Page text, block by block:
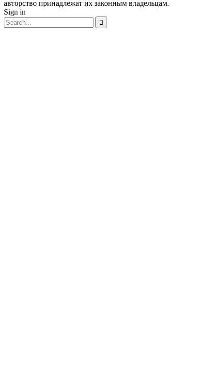
авторство принадлежат их законным владельцам.
Sign in